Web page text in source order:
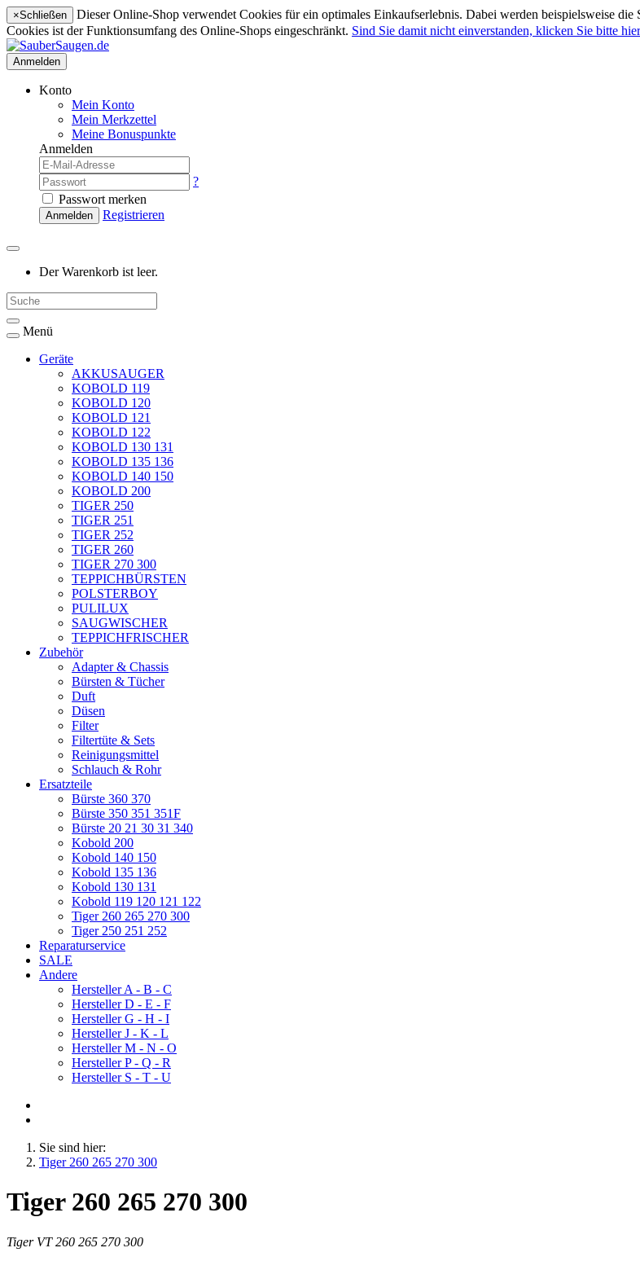
×Schließen
Dieser Online-Shop verwendet Cookies für ein optimales Einkaufserlebnis. Dabei werden beispielsweise
Cookies ist der Funktionsumfang des Online-Shops eingeschränkt. Sind Sie damit nicht einverstanden, klicken Sie bitte
Anmelden
Konto
Mein Konto
Mein Merkzettel
Meine Bonuspunkte
Anmelden
?
Passwort merken
Anmelden Registrieren
Der Warenkorb ist leer.
Menü
Geräte
AKKUSAUGER
KOBOLD 119
KOBOLD 120
KOBOLD 121
KOBOLD 122
KOBOLD 130 131
KOBOLD 135 136
KOBOLD 140 150
KOBOLD 200
TIGER 250
TIGER 251
TIGER 252
TIGER 260
TIGER 270 300
TEPPICHBÜRSTEN
POLSTERBOY
PULILUX
SAUGWISCHER
TEPPICHFRISCHER
Zubehör
Adapter & Chassis
Bürsten & Tücher
Duft
Düsen
Filter
Filtertüte & Sets
Reinigungsmittel
Schlauch & Rohr
Ersatzteile
Bürste 360 370
Bürste 350 351 351F
Bürste 20 21 30 31 340
Kobold 200
Kobold 140 150
Kobold 135 136
Kobold 130 131
Kobold 119 120 121 122
Tiger 260 265 270 300
Tiger 250 251 252
Reparaturservice
SALE
Andere
Hersteller A - B - C
Hersteller D - E - F
Hersteller G - H - I
Hersteller J - K - L
Hersteller M - N - O
Hersteller P - Q - R
Hersteller S - T - U
Sie sind hier:
Tiger 260 265 270 300
Tiger 260 265 270 300
Tiger VT 260 265 270 300